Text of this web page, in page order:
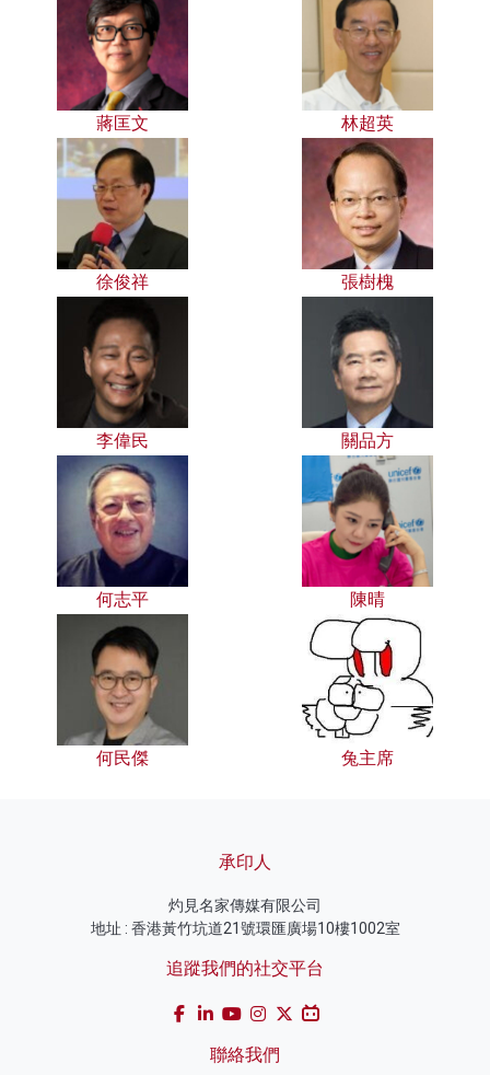
蔣匡文 林超英
徐俊祥 張樹槐
李偉民 關品方
何志平 陳晴
何民傑 兔主席
承印人
灼見名家傳媒有限公司
地址 : 香港黃竹坑道21號環匯廣場10樓1002室
追蹤我們的社交平台
聯絡我們